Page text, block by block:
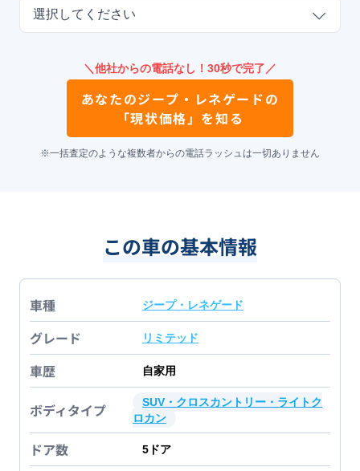
選択してください
＼他社からの電話なし！30秒で完了／
あなたのジープ・レネゲードの
「現状価格」を知る
※一括査定のような複数者からの電話ラッシュは一切ありません
この車の基本情報
車種 ジープ・レネゲード
グレード リミテッド
車歴 自家用
ボディタイプ
SUV・クロスカントリー・ライトク
ロカン
ドア数 5 ドア